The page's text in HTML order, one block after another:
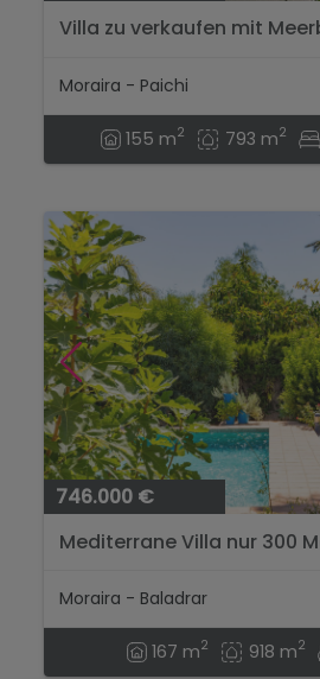
Villa zu verkaufen mit
Moraira - Paichi
155 m2 793 m2
746.000 €
Mediterrane Villa nur 300
Moraira - Baladrar
167 m2 918 m2